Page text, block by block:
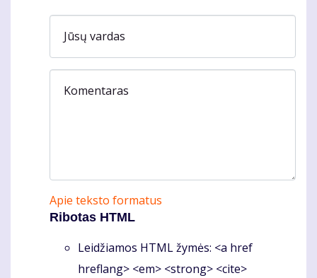
Jūsų vardas
Komentaras
Apie teksto formatus
Ribotas HTML
Leidžiamos HTML žymės: <a href
hreflang> <em> <strong> <cite>